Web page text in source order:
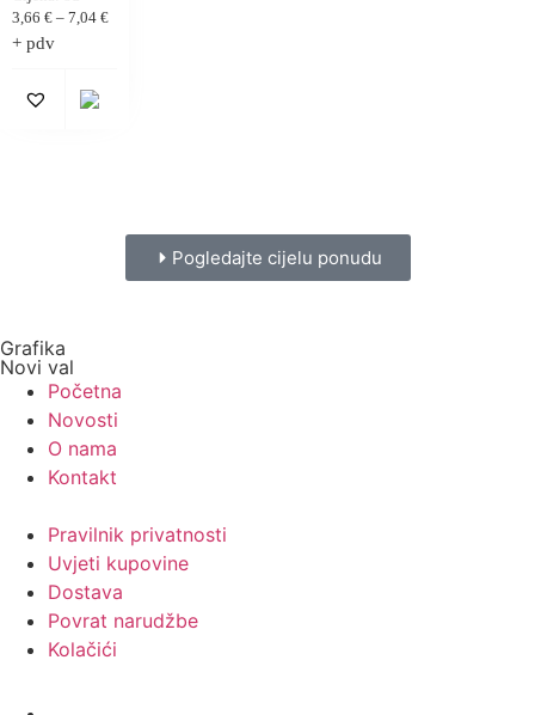
3,66 € – 7,04 €
+ pdv
Pogledajte cijelu ponudu
Grafika
Novi val
Početna
Novosti
O nama
Kontakt
Pravilnik privatnosti
Uvjeti kupovine
Dostava
Povrat narudžbe
Kolačići